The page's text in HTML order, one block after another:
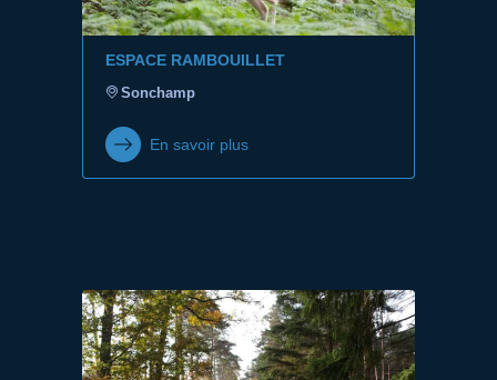
ESPACE RAMBOUILLET
Sonchamp
En savoir plus